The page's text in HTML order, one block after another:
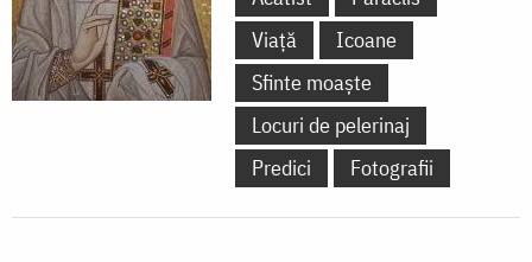
Viață
Icoane
Sfinte moaște
Locuri de pelerinaj
Predici
Fotografii